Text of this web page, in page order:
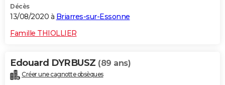
Décès
13/08/2020 à Briarres-sur-Essonne
Famille THIOLLIER
Edouard DYRBUSZ (89 ans)
Créer une cagnotte obsèques